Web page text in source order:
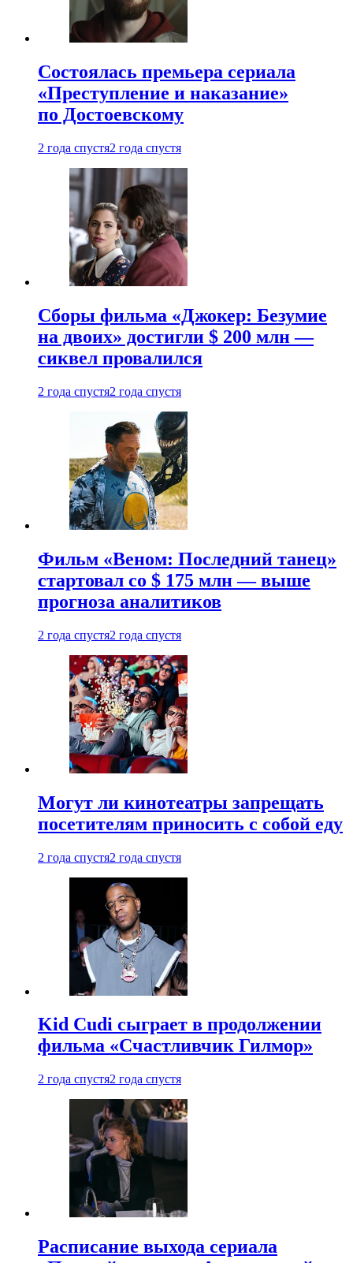
Состоялась премьера сериала
«Преступление и наказание»
по Достоевскому
2 года спустя2 года спустя
Сборы фильма «Джокер: Безумие
на двоих» достигли $ 200 млн —
сиквел провалился
2 года спустя2 года спустя
Фильм «Веном: Последний танец»
стартовал со $ 175 млн — выше
прогноза аналитиков
2 года спустя2 года спустя
Могут ли кинотеатры запрещать
посетителям приносить с собой еду
2 года спустя2 года спустя
Kid Cudi сыграет в продолжении
фильма «Счастливчик Гилмор»
2 года спустя2 года спустя
Расписание выхода сериала